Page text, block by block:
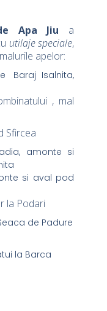
Apa Jiu a
utilaje speciale,
apelor:
Baraj Isalnita,
, mal
Sfircea
amonte si
si aval pod
la Podari
de Padure
la Barca